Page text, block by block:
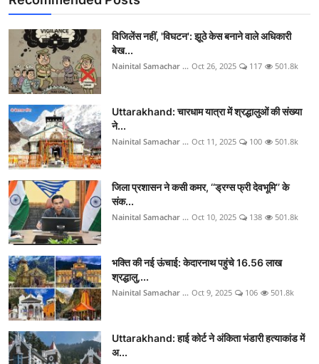
विजिलेंस नहीं, 'विघटन': झूठे केस बनाने वाले अधिकारी
बेख...
Nainital Samachar ... Oct 26, 2025 117 501.8k
Uttarakhand: चारधाम यात्रा में श्रद्धालुओं की संख्या
ने...
Nainital Samachar ... Oct 11, 2025 100 501.8k
जिला प्रशासन ने कसी कमर, ‘‘ड्रग्स फ्री देवभूमि’’ के
संक...
Nainital Samachar ... Oct 10, 2025 138 501.8k
भक्ति की नई ऊंचाई: केदारनाथ पहुंचे 16.56 लाख
श्रद्धालु,...
Nainital Samachar ... Oct 9, 2025 106 501.8k
Uttarakhand: हाई कोर्ट ने अंकिता भंडारी हत्याकांड में
अ...